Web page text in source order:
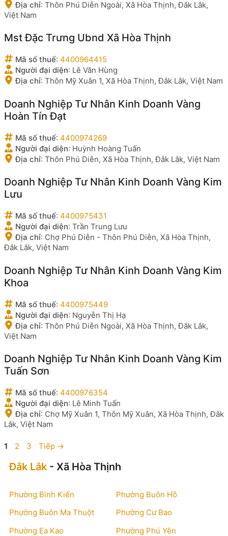
Địa chỉ: Thôn Phú Diễn Ngoài, Xã Hòa Thịnh, Đắk Lắk,
Việt Nam
Mst Đặc Trưng Ubnd Xã Hòa Thịnh
Mã số thuế: 4400964415
Người đại diện: Lê Văn Hùng
Địa chỉ: Thôn Mỹ Xuân 1, Xã Hòa Thịnh, Đắk Lắk, Việt Nam
Doanh Nghiệp Tư Nhân Kinh Doanh Vàng
Hoàn Tín Đạt
Mã số thuế: 4400974269
Người đại diện: Huỳnh Hoàng Tuấn
Địa chỉ: Thôn Phú Diễn, Xã Hòa Thịnh, Đắk Lắk, Việt Nam
Doanh Nghiệp Tư Nhân Kinh Doanh Vàng Kim
Lưu
Mã số thuế: 4400975431
Người đại diện: Trần Trung Lưu
Địa chỉ: Chợ Phú Diễn - Thôn Phú Diễn, Xã Hòa Thịnh,
Đắk Lắk, Việt Nam
Doanh Nghiệp Tư Nhân Kinh Doanh Vàng Kim
Khoa
Mã số thuế: 4400975449
Người đại diện: Nguyễn Thị Hạ
Địa chỉ: Thôn Phú Diễn Ngoài, Xã Hòa Thịnh, Đắk Lắk,
Việt Nam
Doanh Nghiệp Tư Nhân Kinh Doanh Vàng Kim
Tuấn Sơn
Mã số thuế: 4400976354
Người đại diện: Lê Minh Tuấn
Địa chỉ: Chợ Mỹ Xuân 1, Thôn Mỹ Xuân, Xã Hòa Thịnh, Đắk
Lắk, Việt Nam
Trang
1 Trang
2 Trang
3 Tiếp →
Đắk Lắk - Xã Hòa Thịnh
Phường Bình Kiến
Phường Buôn Hồ
Phường Buôn Ma Thuột
Phường Cư Bao
Phường Ea Kao
Phường Phú Yên